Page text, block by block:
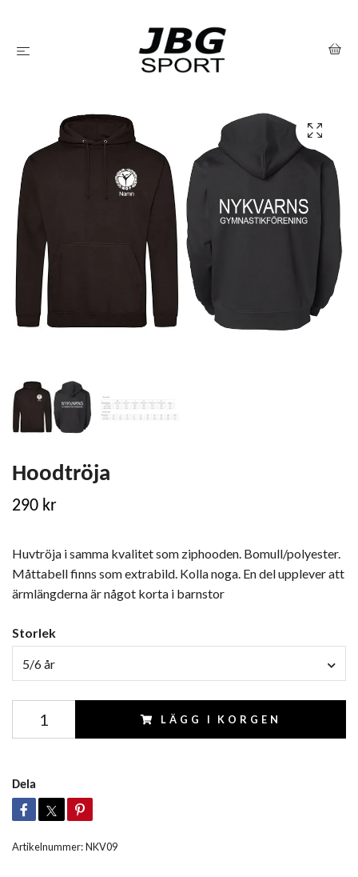
Hoodtröja
290 kr
Huvtröja i samma kvalitet som ziphooden. Bomull/polyester.
Måttabell finns som extrabild. Kolla noga. En del upplever att
ärmlängderna är något korta i barnstor
Storlek
5/6 år
LÄGG I KORGEN
Dela
Artikelnummer:NKV09